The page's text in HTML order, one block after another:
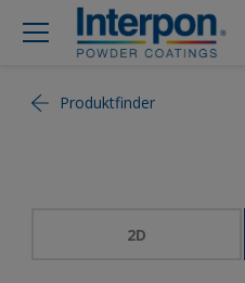
Produktfinder
2D